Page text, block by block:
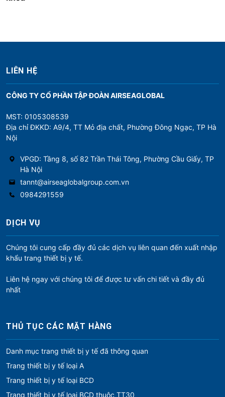
ế
t
LIÊN HỆ
CÔNG TY CỔ PHẦN TẬP ĐOÀN AIRSEAGLOBAL
MST: 0105308539
Địa chỉ ĐKKD: A9/4, TT Mỏ địa chất, Phường Đông Ngạc, TP Hà
Nội
VPGD: Tầng 8, số 82 Trần Thái Tông, Phường Cầu Giấy, TP
Hà Nội
tannt@airseaglobalgroup.com.vn
0984291559
DỊCH VỤ
Chúng tôi cung cấp đầy đủ các dịch vụ liên quan đến xuất nhập
khẩu trang thiết bị y tế.
Liên hệ ngay với chúng tôi để được tư vấn chi tiết và đầy đủ
nhất
THỦ TỤC CÁC MẶT HÀNG
Danh mục trang thiết bị y tế đã thông quan
Trang thiết bị y tế loại A
Trang thiết bị y tế loại BCD
Trang thiết bị y tế loại BCD thuộc TT30